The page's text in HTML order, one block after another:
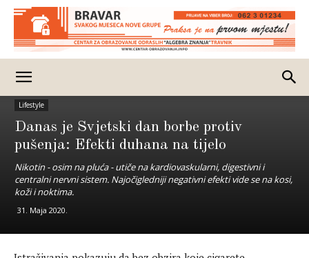
Lifestyle
Danas je Svjetski dan borbe protiv
pušenja: Efekti duhana na tijelo
Nikotin - osim na pluća - utiče na kardiovaskularni, digestivni i
centralni nervni sistem. Najočigledniji negativni efekti vide se na kosi,
koži i noktima.
31. Maja 2020.